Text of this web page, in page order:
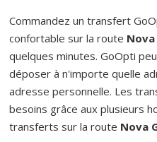
Commandez un transfert
confortable sur la route
quelques minutes. GoOpti
déposer à n'importe quelle
adresse personnelle. Les
besoins grâce aux plusieurs
transferts sur la route Nova